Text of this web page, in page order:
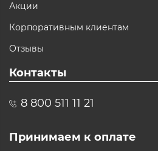
Акции
Корпоративным клиентам
Отзывы
Контакты
8 800 511 11 21
Принимаем к оплате